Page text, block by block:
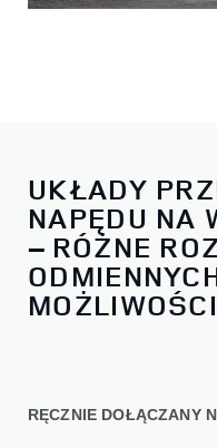
UKŁADY
NAPĘDU NA
– RÓŻNE
RĘCZNIE DOŁĄCZANY